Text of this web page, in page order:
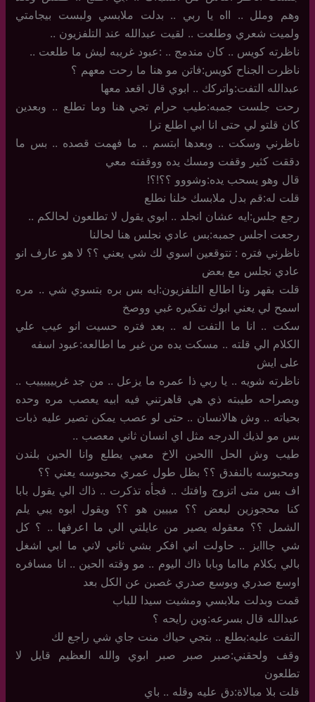
وهم وملل .. ااه يا ربي .. بدلت ملابسي ولبست بيجامتي
ولميت شعري وطلعت .. لقيت عبدالله عند التلفزيون ..
ناظرته كويس .. كان مندمج .. :عبود غريبه ليش ما طلعت ..
ناظرت الجناح كويس:فاتن مو هنا ما رحت معهم ؟
عبدالله التفت:واتركك .. ابوي قال اقعد معها
رحت جلست جمبه:طيب حرام تجي هنا وما تطلع .. وبعدين
كان قلتو لي حتى انا ابي اطلع ترا
ناظرني وسكت .. وبعدها ابتسم .. ما فهمت قصده .. بس ما
دققت كثير وقفت ومسك يده ووقفته معي
قال وهو يسحب يده:وشووو ؟؟!؟!
قلت له:قم بدل ملابسك خلنا نطلع
رجع جلس:ايه عشان انجلد .. ابوي يقول لا تطلعون لحالكم ..
رجعت اجلس جمبه:بس عادي نجلس هنا لحالنا
ناظرني فتره : تتوقعين اسوي لك شي يعني ؟؟ لا هو عارف انو
عادي نجلس مع بعض
قلت بقهر ونا اطالع التلفزيون:ايه بس بره بتسوي شي .. مره
اسمح لي يعني ابوك تفكيره غبي ووصخ
سكت .. انا ما التفت له .. بعد فتره حسيت انو عيب علي
الكلام الي قلته .. مسكت يده من غير ما اطالعه:عبود اسفه
على ايش
ناظرته شويه .. يا ربي ذا عمره ما يزعل .. من جد غرييييييب ..
وبصراحه طيبته ذي هي قاهرتني فيه ابيه يعصب مره وحده
بحياته .. وش هالانسان .. حتى لو عصب يمكن تصير عليه ذبات
بس مو لذيك الدرجه مثل اي انسان ثاني معصب ..
طيب وش الحل االحين الاخ معيي يطلع وانا الحين بلندن
ومحبوسه بالنفدق ؟؟ بظل طول عمري محبوسه يعني ؟؟
اف بس متى اتزوج وافتك .. فجأه تذكرت .. ذاك الي يقول بابا
كنا محجوزين لبعض ؟؟ مييين هو ؟؟ ويقول ابوه يبي يلم
الشمل ؟؟ معقوله يصير من عايلتي الي ما اعرفها .. ؟ كل
شي جااايز .. حاولت اني افكر بشي ثاني لاني ما ابي اشغل
بالي بكلام مااما وبابا ذاك اليوم .. مو وقته الحين .. انا مسافره
اوسع صدري وبوسع صدري غصبن عن الكل بعد
قمت وبدلت ملابسي ومشيت سيدا للباب
عبدالله قال بسرعه:وين رايحه ؟
التفت عليه:بطلع .. بتجي حياك منت جاي شي راجع لك
وقف ولحقني:صبر صبر صبر ابوي والله العظيم قايل لا
تطلعون
قلت بلا مبالاة:دق عليه وقله .. باي